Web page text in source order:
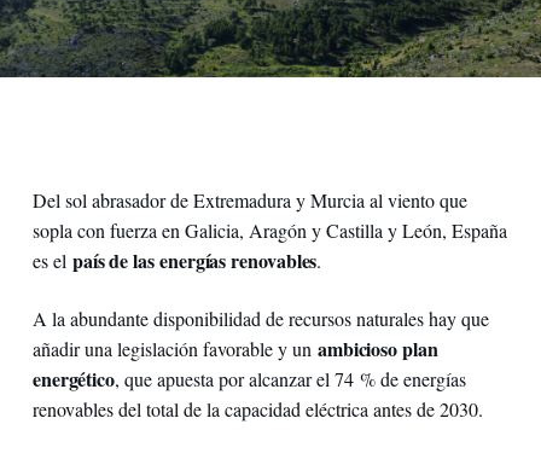
Del sol abrasador de Extremadura y Murcia al viento que
sopla con fuerza en Galicia, Aragón y Castilla y León, España
es el país de las energías renovables.
A la abundante disponibilidad de recursos naturales hay que
añadir una legislación favorable y un ambicioso plan
energético, que apuesta por alcanzar el 74 % de energías
renovables del total de la capacidad eléctrica antes de 2030.